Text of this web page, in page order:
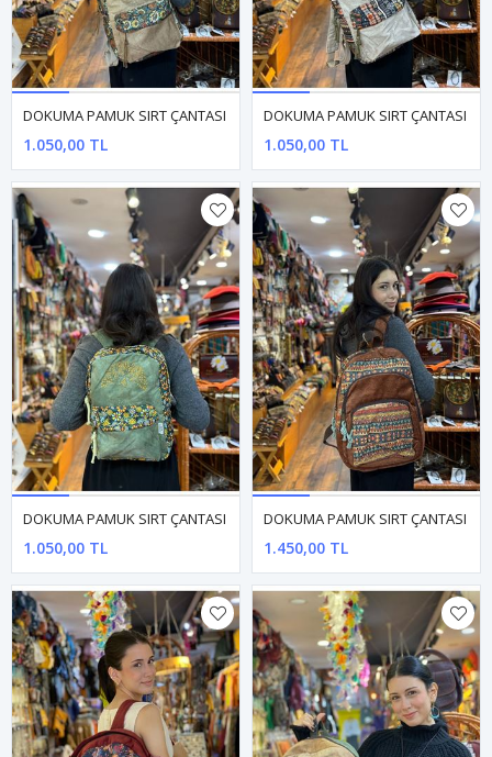
DOKUMA PAMUK SIRT ÇANTASI
1.050,00 TL
DOKUMA PAMUK SIRT ÇANTASI
1.050,00 TL
DOKUMA PAMUK SIRT ÇANTASI
1.050,00 TL
DOKUMA PAMUK SIRT ÇANTASI
1.450,00 TL